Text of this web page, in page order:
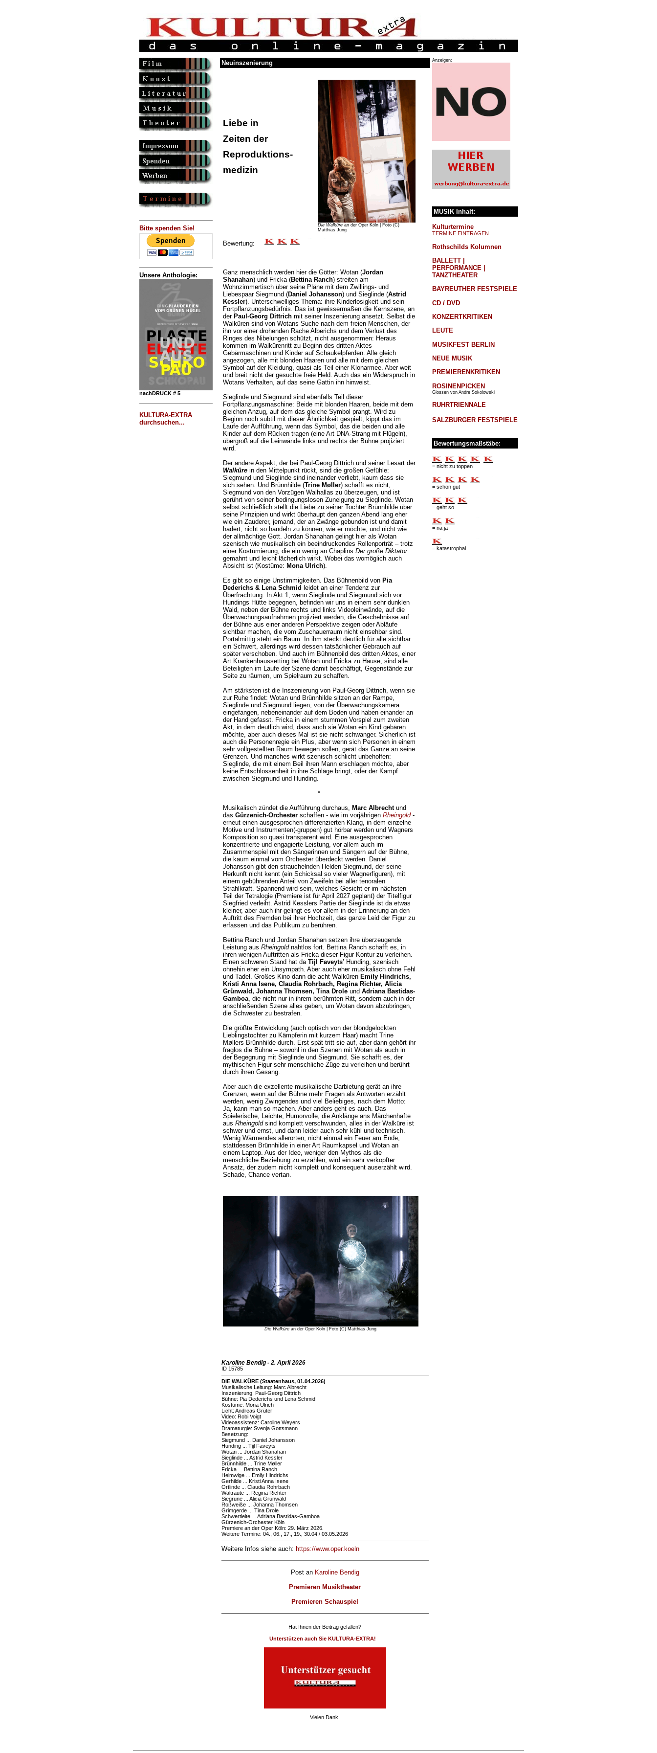
Bitte spenden Sie!
Unsere Anthologie:
nachDRUCK # 5
KULTURA-EXTRA
durchsuchen...
Neuinszenierung
Liebe in
Zeiten der
Reproduktions-
medizin
Die Walkürean der Oper Köln | Foto (C)
Matthias Jung
Bewertung:
Ganz menschlich werden hier die Götter: Wotan (Jordan
Shanahan) und Fricka (Bettina Ranch) streiten am
Wohnzimmertisch über seine Pläne mit dem Zwillings- und
Liebespaar Siegmund (Daniel Johansson) und Sieglinde (Astrid
Kessler). Unterschwelliges Thema: ihre Kinderlosigkeit und sein
Fortpflanzungsbedürfnis. Das ist gewissermaßen die Kernszene, an
der Paul-Georg Dittrichmit seiner Inszenierung ansetzt. Selbst die
Walküren sind von Wotans Suche nach dem freien Menschen, der
ihn vor einer drohenden Rache Alberichs und dem Verlust des
Ringes des Nibelungen schützt, nicht ausgenommen: Heraus
kommen im Walkürenritt zu Beginn des dritten Aktes
Gebärmaschinen und Kinder auf Schaukelpferden. Alle gleich
angezogen, alle mit blonden Haaren und alle mit dem gleichen
Symbol auf der Kleidung, quasi als Teil einer Klonarmee. Aber weit
und breit nicht der gesuchte freie Held. Auch das ein Widerspruch in
Wotans Verhalten, auf das seine Gattin ihn hinweist.
Sieglinde und Siegmund sind ebenfalls Teil dieser
Fortpflanzungsmaschine: Beide mit blonden Haaren, beide mit dem
gleichen Anzug, auf dem das gleiche Symbol prangt. Wird zu
Beginn noch subtil mit dieser Ähnlichkeit gespielt, kippt das im
Laufe der Aufführung, wenn das Symbol, das die beiden und alle
Kinder auf dem Rücken tragen (eine Art DNA-Strang mit Flügeln),
übergroß auf die Leinwände links und rechts der Bühne projiziert
wird.
Der andere Aspekt, der bei Paul-Georg Dittrich und seiner Lesart der
Walkürein den Mittelpunkt rückt, sind die großen Gefühle:
Siegmund und Sieglinde sind ineinander verliebt, kaum dass sie
sich sehen. Und Brünnhilde (Trine Møller) schafft es nicht,
Siegmund von den Vorzügen Walhallas zu überzeugen, und ist
gerührt von seiner bedingungslosen Zuneigung zu Sieglinde. Wotan
selbst schließlich stellt die Liebe zu seiner Tochter Brünnhilde über
seine Prinzipien und wirkt überhaupt den ganzen Abend lang eher
wie ein Zauderer, jemand, der an Zwänge gebunden ist und damit
hadert, nicht so handeln zu können, wie er möchte, und nicht wie
der allmächtige Gott. Jordan Shanahan gelingt hier als Wotan
szenisch wie musikalisch ein beeindruckendes Rollenporträt – trotz
einer Kostümierung, die ein wenig an Chaplins Der große Diktator
gemahnt und leicht lächerlich wirkt. Wobei das womöglich auch
Absicht ist (Kostüme: Mona Ulrich).
Es gibt so einige Unstimmigkeiten. Das Bühnenbild von Pia
Dederichs & Lena Schmid leidet an einer Tendenz zur
Überfrachtung. In Akt 1, wenn Sieglinde und Siegmund sich vor
Hundings Hütte begegnen, befinden wir uns in einem sehr dunklen
Wald, neben der Bühne rechts und links Videoleinwände, auf die
Überwachungsaufnahmen projiziert werden, die Geschehnisse auf
der Bühne aus einer anderen Perspektive zeigen oder Abläufe
sichtbar machen, die vom Zuschauerraum nicht einsehbar sind.
Portalmittig steht ein Baum. In ihm steckt deutlich für alle sichtbar
ein Schwert, allerdings wird dessen tatsächlicher Gebrauch auf
später verschoben. Und auch im Bühnenbild des dritten Aktes, einer
Art Krankenhaussetting bei Wotan und Fricka zu Hause, sind alle
Beteiligten im Laufe der Szene damit beschäftigt, Gegenstände zur
Seite zu räumen, um Spielraum zu schaffen.
Am stärksten ist die Inszenierung von Paul-Georg Dittrich, wenn sie
zur Ruhe findet: Wotan und Brünnhilde sitzen an der Rampe,
Sieglinde und Siegmund liegen, von der Überwachungskamera
eingefangen, nebeneinander auf dem Boden und haben einander an
der Hand gefasst. Fricka in einem stummen Vorspiel zum zweiten
Akt, in dem deutlich wird, dass auch sie Wotan ein Kind gebären
möchte, aber auch dieses Mal ist sie nicht schwanger. Sicherlich ist
auch die Personenregie ein Plus, aber wenn sich Personen in einem
sehr vollgestellten Raum bewegen sollen, gerät das Ganze an seine
Grenzen. Und manches wirkt szenisch schlicht unbeholfen:
Sieglinde, die mit einem Beil ihren Mann erschlagen möchte, aber
keine Entschlossenheit in ihre Schläge bringt, oder der Kampf
zwischen Siegmund und Hunding.
*
Musikalisch zündet die Aufführung durchaus, Marc Albrechtund
das Gürzenich-Orchesterschaffen - wie im vorjährigen Rheingold-
erneut einen ausgesprochen differenzierten Klang, in dem einzelne
Motive und Instrumenten(-gruppen) gut hörbar werden und Wagners
Komposition so quasi transparent wird. Eine ausgesprochen
konzentrierte und engagierte Leistung, vor allem auch im
Zusammenspiel mit den Sängerinnen und Sängern auf der Bühne,
die kaum einmal vom Orchester überdeckt werden. Daniel
Johansson gibt den strauchelnden Helden Siegmund, der seine
Herkunft nicht kennt (ein Schicksal so vieler Wagnerfiguren), mit
einem gebührenden Anteil von Zweifeln bei aller tenoralen
Strahlkraft. Spannend wird sein, welches Gesicht er im nächsten
Teil der Tetralogie (Premiere ist für April 2027 geplant) der Titelfigur
Siegfried verleiht. Astrid Kesslers Partie der Sieglinde ist da etwas
kleiner, aber auch ihr gelingt es vor allem in der Erinnerung an den
Auftritt des Fremden bei ihrer Hochzeit, das ganze Leid der Figur zu
erfassen und das Publikum zu berühren.
Bettina Ranch und Jordan Shanahan setzen ihre überzeugende
Leistung aus Rheingoldnahtlos fort. Bettina Ranch schafft es, in
ihren wenigen Auftritten als Fricka dieser Figur Kontur zu verleihen.
Einen schweren Stand hat da Tijl Faveyts’ Hunding, szenisch
ohnehin eher ein Unsympath. Aber auch eher musikalisch ohne Fehl
und Tadel. Großes Kino dann die acht Walküren Emily Hindrichs,
Kristi Anna Isene, Claudia Rohrbach, Regina Richter, Alicia
Grünwald, Johanna Thomsen, Tina Droleund Adriana Bastidas-
Gamboa, die nicht nur in ihrem berühmten Ritt, sondern auch in der
anschließenden Szene alles geben, um Wotan davon abzubringen,
die Schwester zu bestrafen.
Die größte Entwicklung (auch optisch von der blondgelockten
Lieblingstochter zu Kämpferin mit kurzem Haar) macht Trine
Møllers Brünnhilde durch. Erst spät tritt sie auf, aber dann gehört ihr
fraglos die Bühne – sowohl in den Szenen mit Wotan als auch in
der Begegnung mit Sieglinde und Siegmund. Sie schafft es, der
mythischen Figur sehr menschliche Züge zu verleihen und berührt
durch ihren Gesang.
Aber auch die exzellente musikalische Darbietung gerät an ihre
Grenzen, wenn auf der Bühne mehr Fragen als Antworten erzählt
werden, wenig Zwingendes und viel Beliebiges, nach dem Motto:
Ja, kann man so machen. Aber anders geht es auch. Das
Spielerische, Leichte, Humorvolle, die Anklänge ans Märchenhafte
aus Rheingoldsind komplett verschwunden, alles in der Walküre ist
schwer und ernst, und dann leider auch sehr kühl und technisch.
Wenig Wärmendes allerorten, nicht einmal ein Feuer am Ende,
stattdessen Brünnhilde in einer Art Raumkapsel und Wotan an
einem Laptop. Aus der Idee, weniger den Mythos als die
menschliche Beziehung zu erzählen, wird ein sehr verkopfter
Ansatz, der zudem nicht komplett und konsequent auserzählt wird.
Schade, Chance vertan.
Die Walküre an der Oper Köln | Foto (C) Matthias Jung
Karoline Bendig - 2. April 2026
ID 15785
DIE WALKÜRE (Staatenhaus, 01.04.2026)
Musikalische Leitung: Marc Albrecht
Inszenierung: Paul-Georg Dittrich
Bühne: Pia Dederichs und Lena Schmid
Kostüme: Mona Ulrich
Licht: Andreas Grüter
Video: Robi Voigt
Videoassistenz: Caroline Weyers
Dramaturgie: Svenja Gottsmann
Besetzung:
Siegmund ... Daniel Johansson
Hunding ... Tijl Faveyts
Wotan ... Jordan Shanahan
Sieglinde ... Astrid Kessler
Brünnhilde ... Trine Møller
Fricka ... Bettina Ranch
Helmwige ... Emily Hindrichs
Gerhilde ... Kristi Anna Isene
Ortlinde ... Claudia Rohrbach
Waltraute ... Regina Richter
Siegrune ... Alicia Grünwald
Roßweiße ... Johanna Thomsen
Grimgerde ... Tina Drole
Schwertleite ... Adriana Bastidas-Gamboa
Gürzenich-Orchester Köln
Premiere an der Oper Köln: 29. März 2026.
Weitere Termine: 04., 06., 17., 19., 30.04./ 03.05.2026
Weitere Infos siehe auch: https://www.oper.koeln
Post an Karoline Bendig
Premieren Musiktheater
Premieren Schauspiel
Hat Ihnen der Beitrag gefallen?
Unterstützen auch Sie KULTURA-EXTRA!
Vielen Dank.
Anzeigen:
MUSIK Inhalt:
Kulturtermine
TERMINE EINTRAGEN
Rothschilds Kolumnen
BALLETT |
PERFORMANCE |
TANZTHEATER
BAYREUTHER FESTSPIELE
CD / DVD
KONZERTKRITIKEN
LEUTE
MUSIKFEST BERLIN
NEUE MUSIK
PREMIERENKRITIKEN
ROSINENPICKEN
Glossen von Andre Sokolowski
RUHRTRIENNALE
SALZBURGER FESTSPIELE
Bewertungsmaßstäbe:
= nicht zu toppen
= schon gut
= geht so
= na ja
= katastrophal